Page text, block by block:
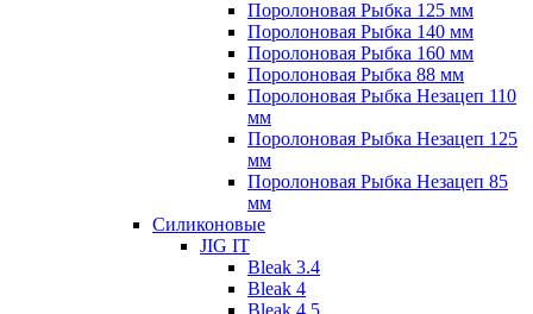
Поролоновая Рыбка 125 мм
Поролоновая Рыбка 140 мм
Поролоновая Рыбка 160 мм
Поролоновая Рыбка 88 мм
Поролоновая Рыбка Незацеп 110
мм
Поролоновая Рыбка Незацеп 125
мм
Поролоновая Рыбка Незацеп 85
мм
Силиконовые
JIG IT
Bleak 3.4
Bleak 4
Bleak 4.5